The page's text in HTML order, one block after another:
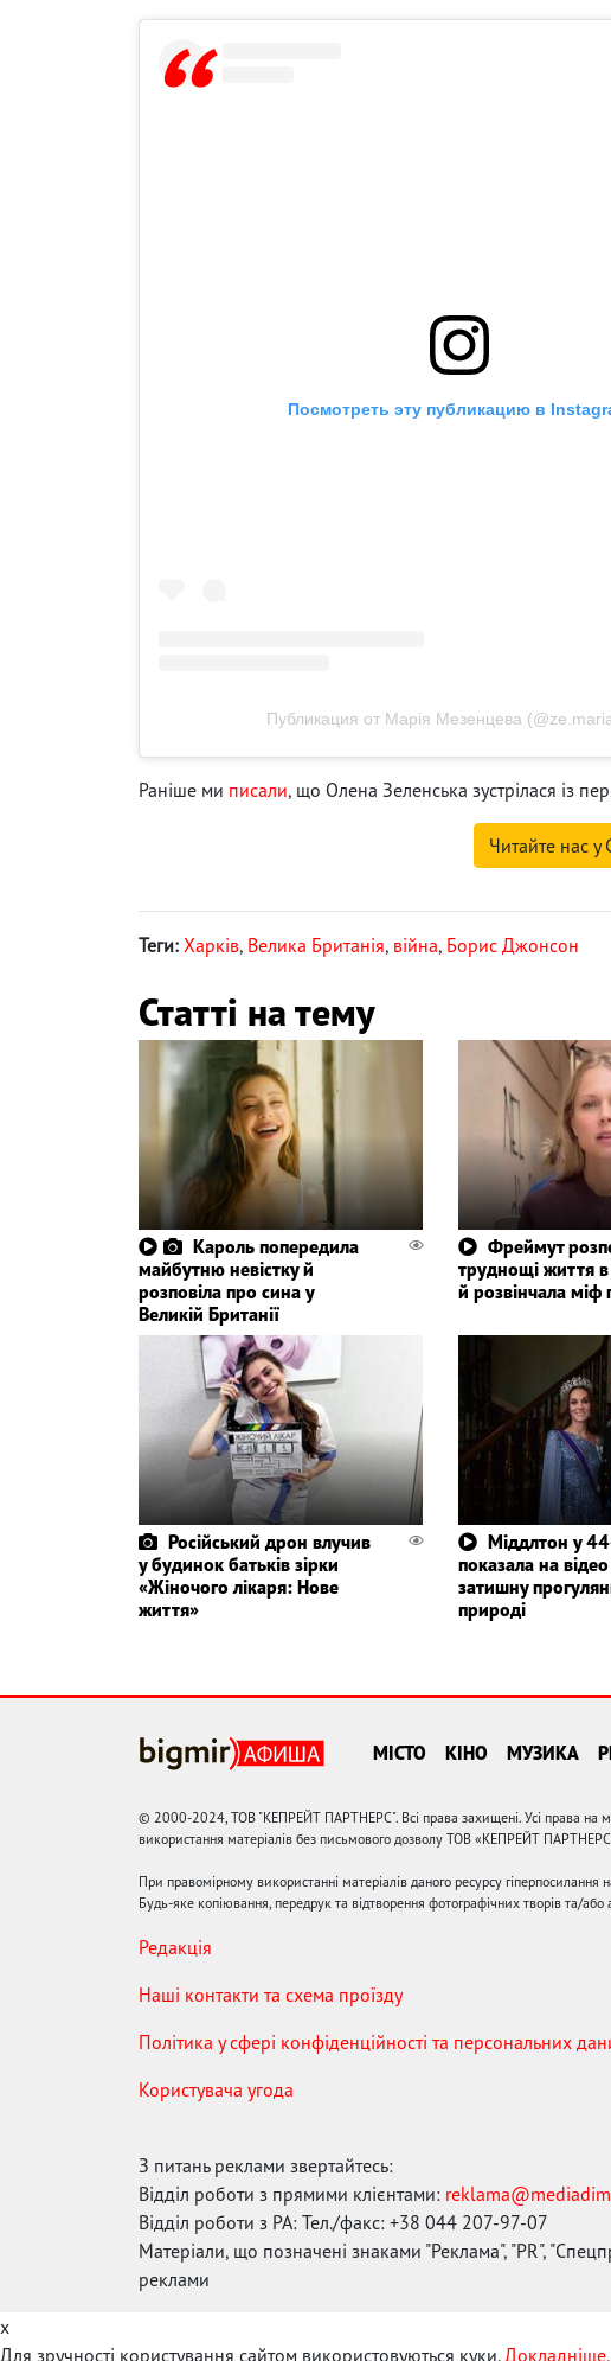
Посмотреть эту публикацию в
Публикация от Марія Мезенцева
Раніше ми писали, що Олена Зеленська зустрілася із
Читайте нас у
Теги: Харків, Велика Британія, війна, Борис Джонсон
Статті на тему
Кароль попередила
майбутню невістку й
розповіла про сина у
Великій Британії
Фреймут
труднощі життя
й розвінчала міф
Російський дрон влучив
у будинок батьків зірки
«Жіночого лікаря: Нове
життя»
Міддлтон у
показала на
затишну
природі
МІСТО КІНО МУЗИКА
© 2000-2024, ТОВ "КЕПРЕЙТ ПАРТНЕРС". Всі права захищені. Усі права на
використання матеріалів без письмового дозволу ТОВ «КЕПРЕЙТ
При правомірному використанні матеріалів даного ресурсу гіперпосилання
Будь-яке копіювання, передрук та відтворення фотографічних творів та/
Редакція
Наші контакти та схема проїзду
Політика у сфері конфіденційності та персональних
Користувача угода
З питань реклами звертайтесь:
Відділ роботи з прямими клієнтами:
Відділ роботи з РА: Тел./факс: +38 044 207-97-07
Матеріали, що позначені знаками "Реклама", "PR",
реклами
x
Для зручності користування сайтом використовуються куки.